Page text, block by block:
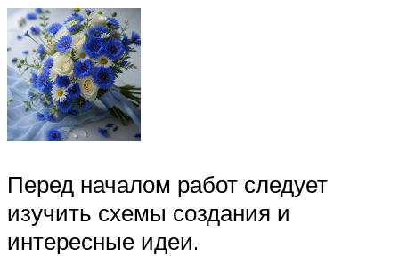
Перед началом работ следует
изучить схемы создания и
интересные идеи.